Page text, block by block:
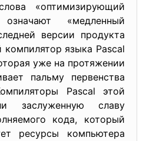
«оптимизирующий
«медленный
версии продукта
компилятор языка Pascal
уже на протяжении
пальму первенства
Pascal этой
заслуженную славу
кода, который
ресурсы компьютера